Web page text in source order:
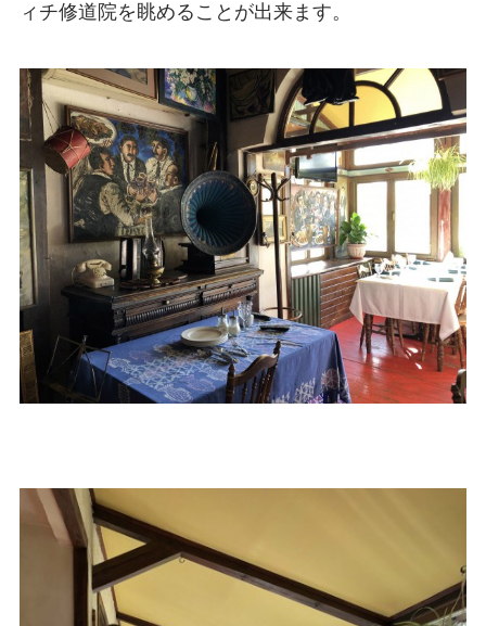
ィチ修道院を眺めることが出来ます。